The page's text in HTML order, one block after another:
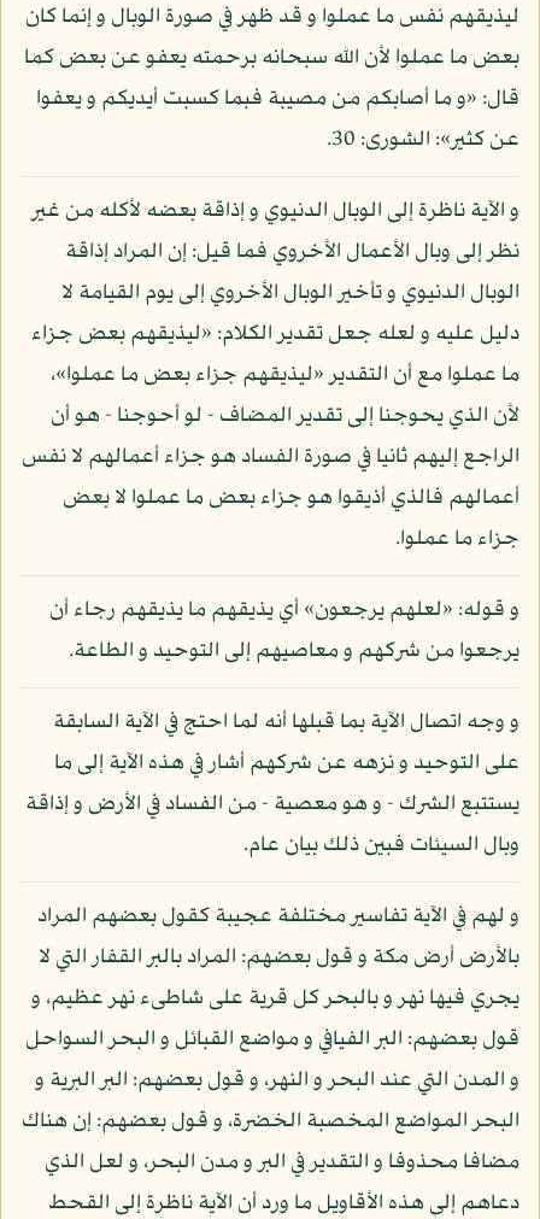
ليذيقهم نفس ما عملوا و قد ظهر في صورة الوبال و إنما كان
بعض ما عملوا لأن الله سبحانه برحمته يعفو عن بعض كما
قال: «و ما أصابكم من مصيبة فبما كسبت أيديكم و يعفوا
عن كثير»: الشورى: 30.
و الآية ناظرة إلى الوبال الدنيوي و إذاقة بعضه لأكله من غير
نظر إلى وبال الأعمال الأخروي فما قيل: إن المراد إذاقة
الوبال الدنيوي و تأخير الوبال الأخروي إلى يوم القيامة لا
دليل عليه و لعله جعل تقدير الكلام: «ليذيقهم بعض جزاء
ما عملوا مع أن التقدير «ليذيقهم جزاء بعض ما عملوا»،
لأن الذي يحوجنا إلى تقدير المضاف - لو أحوجنا - هو أن
الراجع إليهم ثانيا في صورة الفساد هو جزاء أعمالهم لا نفس
أعمالهم فالذي أذيقوا هو جزاء بعض ما عملوا لا بعض
جزاء ما عملوا.
و قوله: «لعلهم يرجعون» أي يذيقهم ما يذيقهم رجاء أن
يرجعوا من شركهم و معاصيهم إلى التوحيد و الطاعة.
و وجه اتصال الآية بما قبلها أنه لما احتج في الآية السابقة
على التوحيد و نزهه عن شركهم أشار في هذه الآية إلى ما
يستتبع الشرك - و هو معصية - من الفساد في الأرض و إذاقة
وبال السيئات فبين ذلك بيان عام.
و لهم في الآية تفاسير مختلفة عجيبة كقول بعضهم المراد
بالأرض أرض مكة و قول بعضهم: المراد بالبر القفار التي لا
يجري فيها نهر و بالبحر كل قرية على شاطىء نهر عظيم، و
قول بعضهم: البر الفيافي و مواضع القبائل و البحر السواحل
و المدن التي عند البحر و النهر، و قول بعضهم: البر البرية و
البحر المواضع المخصبة الخضرة، و قول بعضهم: إن هناك
مضافا محذوفا و التقدير في البر و مدن البحر، و لعل الذي
دعاهم إلى هذه الأقاويل ما ورد أن الآية ناظرة إلى القحط